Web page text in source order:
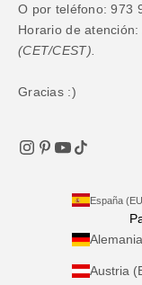
O por teléfono: 973
Horario de
(CET/CEST).
Gracias :)
España
Austria